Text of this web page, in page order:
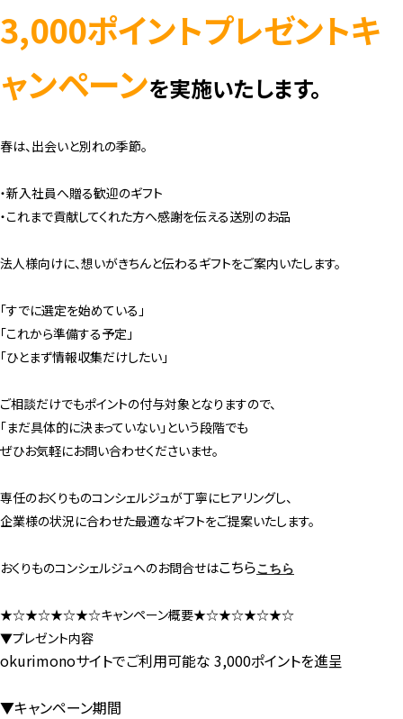
3,000ポイントプレゼントキ
ャンペーンを実施いたします。
春は、出会いと別れの季節。
・新入社員へ贈る歓迎のギフト
・これまで貢献してくれた方へ感謝を伝える送別のお品
法人様向けに、想いがきちんと伝わるギフトをご案内いたします。
「すでに選定を始めている」
「これから準備する予定」
「ひとまず情報収集だけしたい」
ご相談だけでもポイントの付与対象となりますので、
「まだ具体的に決まっていない」という段階でも
ぜひお気軽にお問い合わせくださいませ。
専任のおくりものコンシェルジュが丁寧にヒアリングし、
企業様の状況に合わせた最適なギフトをご提案いたします。
おくりものコンシェルジュへのお問合せはこちらこちら
★☆★☆★☆★☆キャンペーン概要★☆★☆★☆★☆
▼プレゼント内容
okurimonoサイトでご利用可能な 3,000ポイントを進呈
▼キャンペーン期間